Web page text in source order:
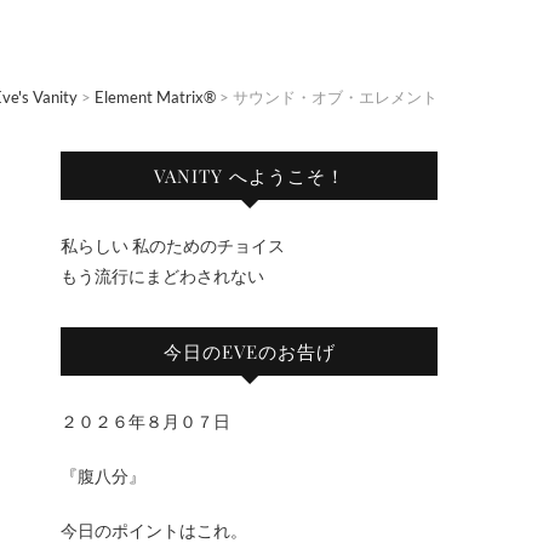
Vanity > Element Matrix® > サウンド・オブ・エレメント
VANITY へようこそ！
私らしい 私のためのチョイス
もう流行にまどわされない
今日のEVEのお告げ
２０２６年８月０７日
『腹八分』
今日のポイントはこれ。